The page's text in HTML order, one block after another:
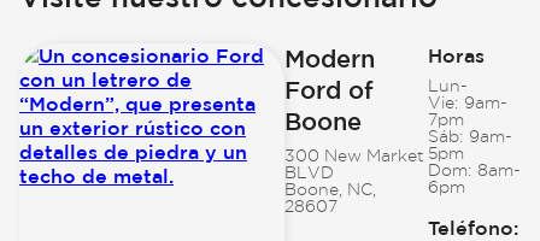
Modern
Ford of
Boone
300 New Market
BLVD
Boone, NC,
28607
Horas
Lun-
Vie: 9am-
7pm
Sáb: 9am-
5pm
Dom: 8am-
6pm
Teléfono: